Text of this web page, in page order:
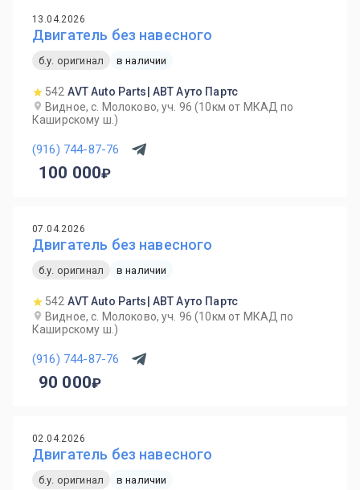
13.04.2026
Двигатель без навесного
б.у. оригинал в наличии
542 AVT Auto Parts| АВТ Ауто Партс
Видное, с. Молоково, уч. 96 (10км от МКАД по
Каширскому ш.)
(916) 744-87-76
100 000
07.04.2026
Двигатель без навесного
б.у. оригинал в наличии
542 AVT Auto Parts| АВТ Ауто Партс
Видное, с. Молоково, уч. 96 (10км от МКАД по
Каширскому ш.)
(916) 744-87-76
90 000
02.04.2026
Двигатель без навесного
б.у. оригинал в наличии